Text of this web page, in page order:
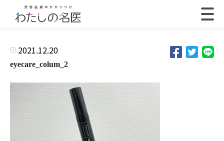
2021.12.20
eyecare_colum_2